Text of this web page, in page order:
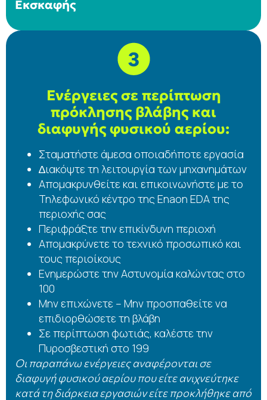
Εκσκαφής
Ενέργειες σε περίπτωση
πρόκλησης βλάβης και
διαφυγής φυσικού αερίου:
Σταματήστε άμεσα οποιαδήποτε εργασία
∆ιακόψτε τη λειτουργία των μηχανημάτων
Απομακρυνθείτε και επικοινωνήστε με το
Τηλεφωνικό κέντρο της Enaon EDA της
περιοχής σας
Περιφράξτε την επικίνδυνη περιοχή
Απομακρύνετε το τεχνικό προσωπικό και
τους περιοίκους
Ενημερώστε την Αστυνομία καλώντας στο
100
Μην επιχώνετε – Μην προσπαθείτε να
επιδιορθώσετε τη βλάβη
Σε περίπτωση φωτιάς, καλέστε την
Πυροσβεστική στο 199
Οι παραπάνω ενέργειες αναφέρονται σε
διαφυγή φυσικού αερίου που είτε ανιχνεύτηκε
κατά τη διάρκεια εργασιών είτε προκλήθηκε από